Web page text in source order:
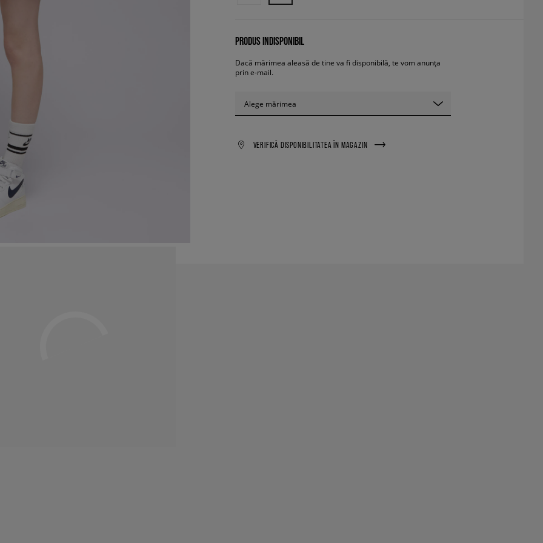
PRODUS INDISPONIBIL
Dacă mărimea aleasă de tine va fi disponibilă, te vom anunța
prin e-mail.
Alege mărimea
VERIFICĂ DISPONIBILITATEA ÎN MAGAZIN